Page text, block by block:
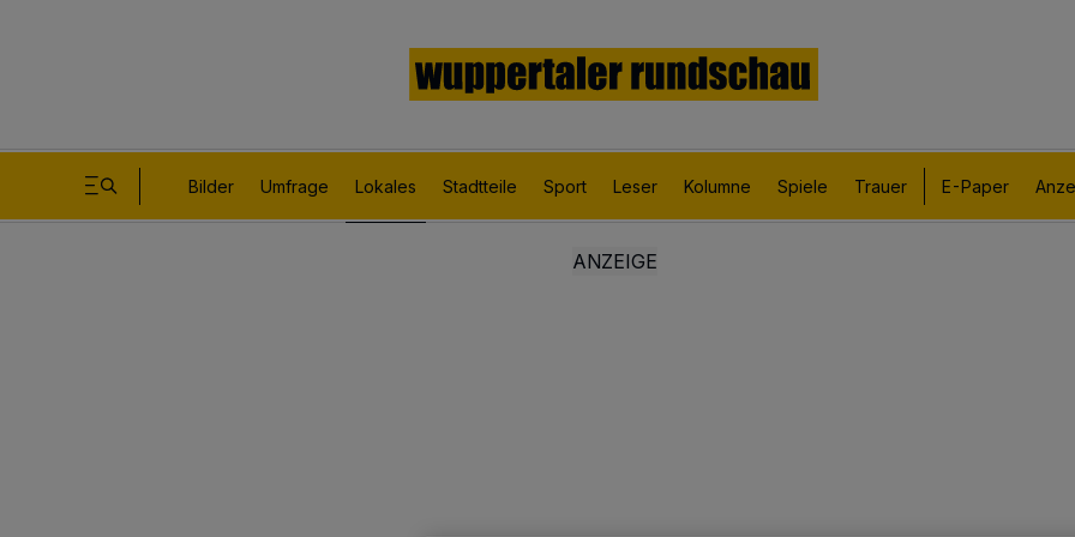
Bilder Umfrage Lokales Stadtteile Sport Leser Kolumne Spiele Trauer E-Paper